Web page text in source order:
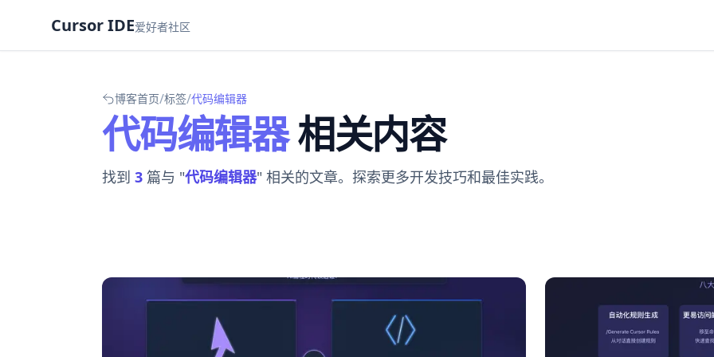
Cursor IDE爱好者社区
博客首页/标签/代码编辑器
代码编辑器相关内容
找到 3 篇与 "代码编辑器" 相关的文章。探索更多开发技巧和最佳实践。